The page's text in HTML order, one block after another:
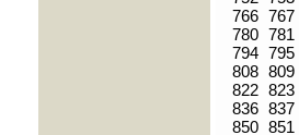
766 767
780 781
794 795
808 809
822 823
836 837
850 851